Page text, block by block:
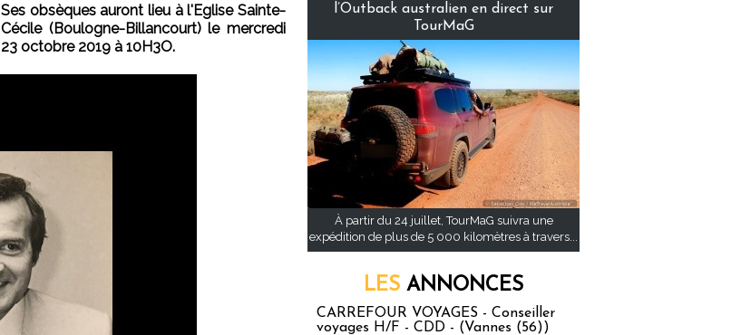
Ses obsèques auront lieu à l'Eglise Sainte-
Cécile (Boulogne-Billancourt) le mercredi
23 octobre 2019 à 10H3O.
l’Outback australien en direct sur
TourMaG
À partir du 24 juillet, TourMaG suivra une
expédition de plus de 5 000 kilomètres à travers...
LES ANNONCES
CARREFOUR VOYAGES - Conseiller
voyages H/F - CDD - (Vannes (56))